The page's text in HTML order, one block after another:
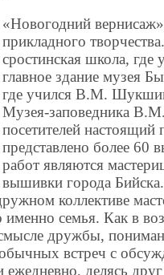
«Новогодний
прикладного
сростинская школа,
главное здание музея
где учился В.М.
Музея-заповедника
посетителей настоящий
представлено более
работ являются
вышивки города
коллективе
семья. Как в
смысле дружбы,
встреч с
делясь